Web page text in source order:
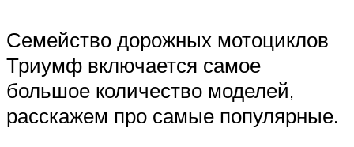
Семейство дорожных мотоциклов
Триумф включается самое
большое количество моделей,
расскажем про самые популярные.